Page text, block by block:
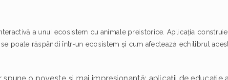
a unui ecosistem cu animale preistorice. Aplicația
poate răspândi într-un ecosistem și cum afectează echilibrul
o poveste și mai impresionantă: aplicații de educație